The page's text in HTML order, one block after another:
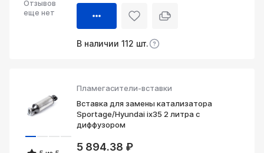
Отзывов
еще нет
В наличии 112 шт.
Пламегасители-вставки
Вставка для замены катализатора
Sportage/Hyundai ix35 2 литра с
диффузором
5 894.38 ₽